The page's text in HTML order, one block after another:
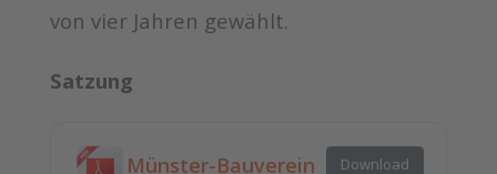
von vier Jahren gewählt.
Satzung
Münster-Bauverein
Download